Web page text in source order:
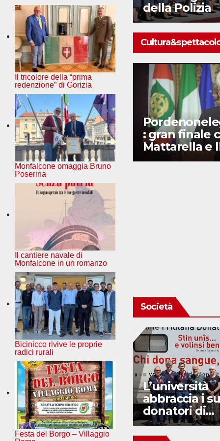
Il tricolore della “prima
redenzione” di Gorizia
Monfalcone omaggia Bruno
Poserina
Il cantiere navale di
Monfalcone in un romanzo
Bicinicco rivive le proprie
radici rurali
Festa del Borgo – Villaggio
redenzione” di
Gorizia
della Polizia
Premio “Curzio
Inghirami” a
Paolo Valerio
: gran finale
Mattarella e
Volo
Società
Sindrome di
Prader-Willi: da
Trieste nuove
speranze
L’università
abbraccia i
donatori di
sangue